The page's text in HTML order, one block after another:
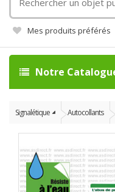
un
objet
publicitaire
Mes produits préférés
Notre
Signalétique Autocollants